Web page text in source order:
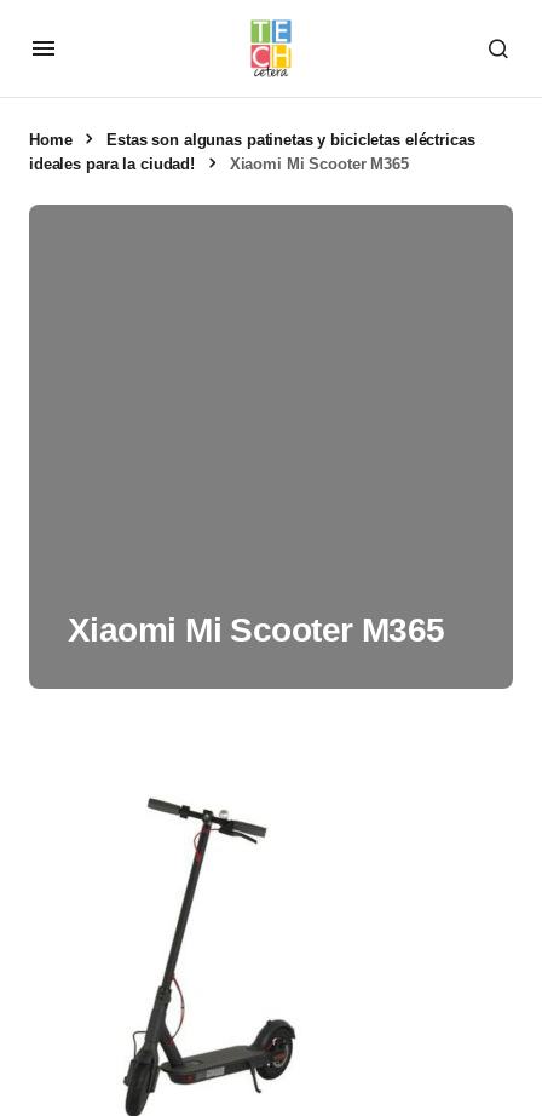
Home
Estas son algunas patinetas y bicicletas eléctricas
ideales para la ciudad!
Xiaomi Mi Scooter M365
Xiaomi Mi Scooter M365